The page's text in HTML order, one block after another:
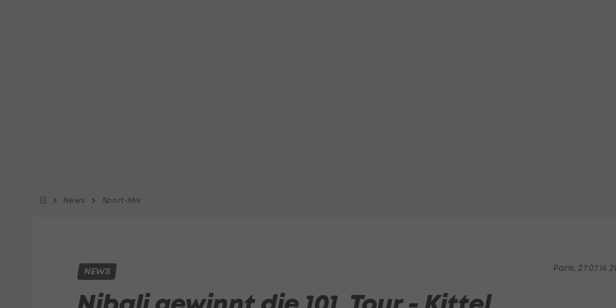
News Sport-Mix
Paris, 27.07.14
NEWS